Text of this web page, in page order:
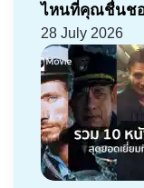
ไหนที่คุณชื่นช
28 July 2026